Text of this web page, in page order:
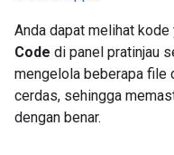
Anda dapat melihat
Code di panel pratinjau
mengelola beberapa file
cerdas, sehingga
dengan benar.